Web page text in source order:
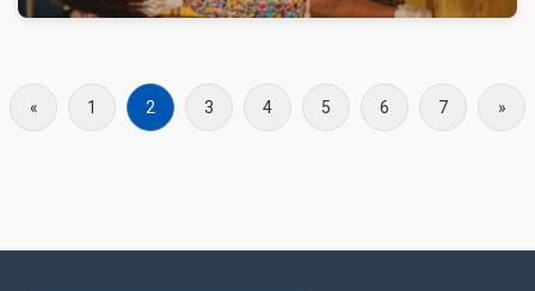
« 1 2 3 4 5 6 7 »